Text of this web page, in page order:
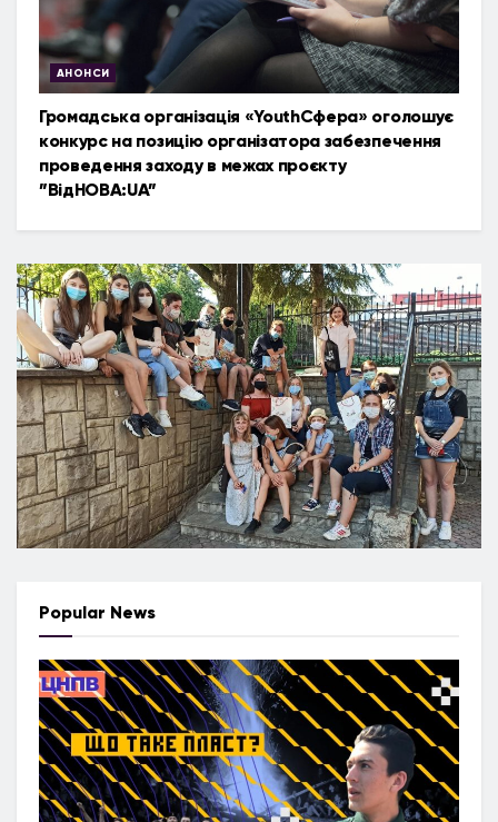
АНОНСИ
Громадська організація «YouthСфера» оголошує
конкурс на позицію організатора забезпечення
проведення заходу в межах проєкту
”ВідНОВА:UA”
Popular News